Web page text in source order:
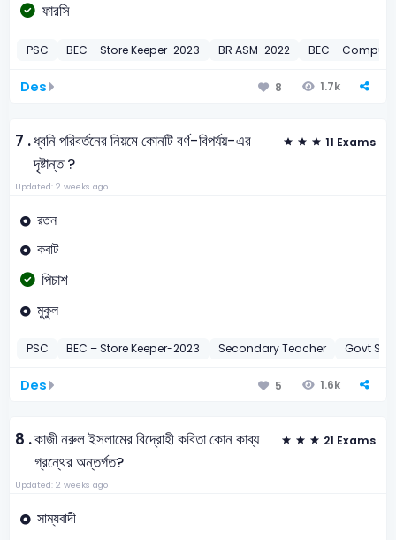
ফারসি
PSC BEC – Store Keeper-2023 BR ASM-2022 BEC –
Des 8 1.7k
7 .ধ্বনি পরিবর্তনের নিয়মে কোনটি বর্ণ-বিপর্যয়-এর
দৃষ্টান্ত ?
11 Exams
Updated: 2 weeks ago
রতন
কবাট
পিচাশ
মুকুল
PSC BEC – Store Keeper-2023 Secondary Teacher Govt
Des 5 1.6k
8 .কাজী নরুল ইসলামের বিদ্রোহী কবিতা কোন কাব্য
গ্রন্থের অন্তর্গত?
21 Exams
Updated: 2 weeks ago
সাম্যবাদী